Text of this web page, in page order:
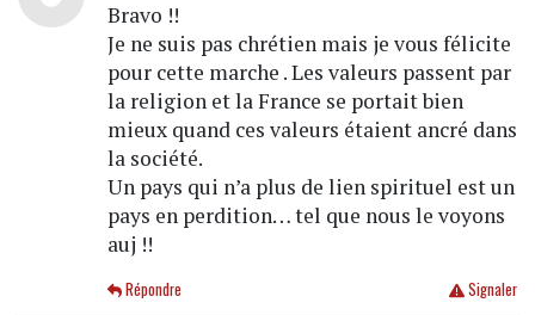
Bravo !!
Je ne suis pas chrétien mais je vous félicite
pour cette marche . Les valeurs passent par
la religion et la France se portait bien
mieux quand ces valeurs étaient ancré dans
la société.
Un pays qui n’a plus de lien spirituel est un
pays en perdition… tel que nous le voyons
auj !!
Signaler
Répondre